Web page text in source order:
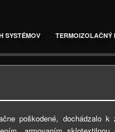
SYSTÉMOV TERMOIZOLAČNÝ
poškodené, dochádzalo k